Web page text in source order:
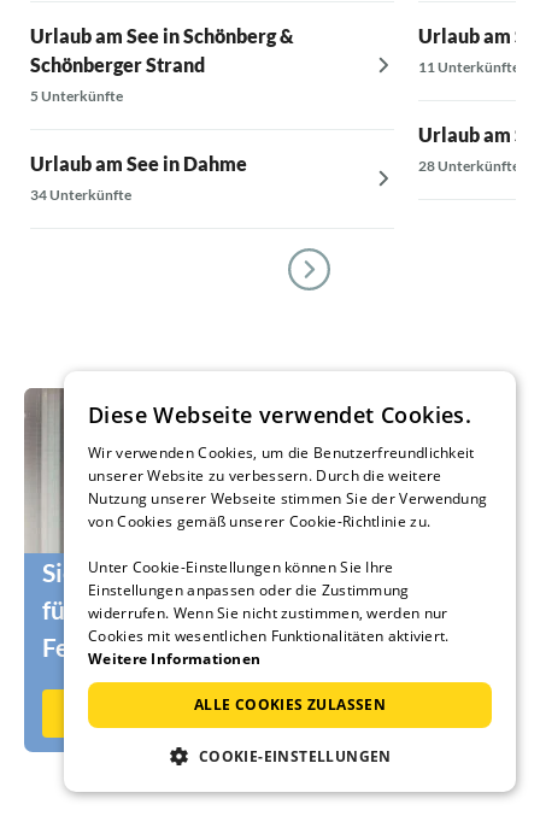
Urlaub am See in Schönberg &
Schönberger Strand
5 Unterkünfte
Urlaub am See in Dahme
34 Unterkünfte
Urlaub am
11 Unterkünfte
Urlaub am
28 Unterkünfte
Sie suchen noch die passenden Urlauber
für Ihr Ferienhaus oder Ihre
Ferienwohnung?
Jetzt auf Ferienhausmiete.de vermieten
Diese Webseite verwendet Cookies.
Wir verwenden Cookies, um die Benutzerfreundlichkeit
unserer Website zu verbessern. Durch die weitere
Nutzung unserer Webseite stimmen Sie der Verwendung
von Cookies gemäß unserer Cookie-Richtlinie zu.
Unter Cookie-Einstellungen können Sie Ihre
Einstellungen anpassen oder die Zustimmung
widerrufen. Wenn Sie nicht zustimmen, werden nur
Cookies mit wesentlichen Funktionalitäten aktiviert.
Weitere Informationen
ALLE COOKIES ZULASSEN
COOKIE-EINSTELLUNGEN